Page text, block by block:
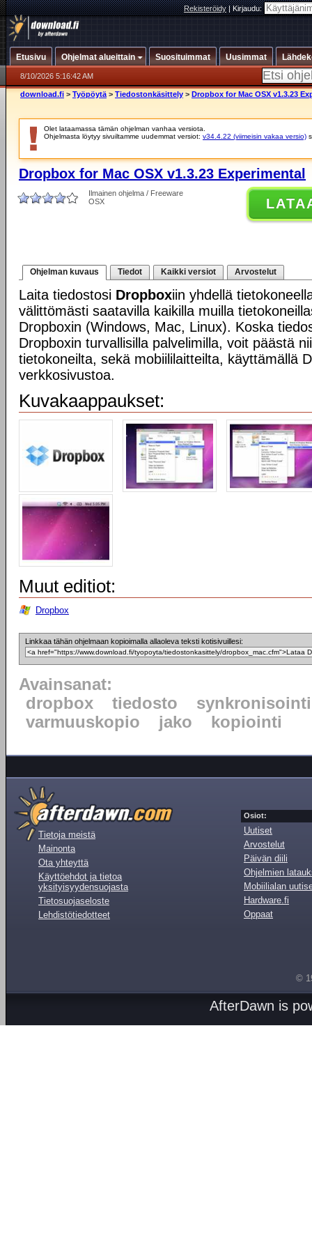
Rekisteröidy|Kirjaudu:
Etusivu Ohjelmat alueittain Suosituimmat Uusimmat
8/10/2026 5:16:42 AM
download.fi > Työpöytä > Tiedostonkäsittely > Dropbox for Mac OSX v1.3.23
Olet lataamassa tämän ohjelman vanhaa versiota.
Ohjelmasta löytyy sivuiltamme uudemmat versiot: v34.4.22 (viimeisin vakaa versio)
Dropbox for Mac OSX v1.3.23 Experimental
Ilmainen ohjelma / Freeware
OSX
Ohjelman kuvaus Tiedot Kaikki versiot Arvostelut
Laita tiedostosi Dropboxiin yhdellä
välittömästi saatavilla kaikilla muilla
Dropboxin (Windows, Mac, Linux). Koska
Dropboxin turvallisilla palvelimilla, voit päästä
tietokoneilta, sekä mobiililaitteilta, käyttämällä
verkkosivustoa.
Kuvakaappaukset:
Muut editiot:
Dropbox
Linkkaa tähän ohjelmaan kopioimalla allaoleva teksti kotisivuillesi:
Avainsanat:
dropbox
tiedosto
synkronisointi
varmuuskopio
jako kopiointi
Tietoja meistä
Mainonta
Ota yhteyttä
Käyttöehdot ja tietoa
yksityisyydensuojasta
Tietosuojaseloste
Lehdistötiedotteet
Osiot:
Uutiset
Arvostelut
Päivän diili
Ohjelmien
Mobiilialan
Hardware.fi
Oppaat
©
AfterDawn is